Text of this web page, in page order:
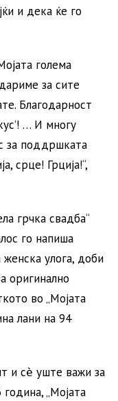
и дека ќе го
голема
за сите
Благодарност
… И многу
за поддршката
срце! Грција!“,
грчка свадба“
го напиша
улога, доби
оригинално
во „Мојата
лани на 94
и сѐ уште важи за
„Мојата